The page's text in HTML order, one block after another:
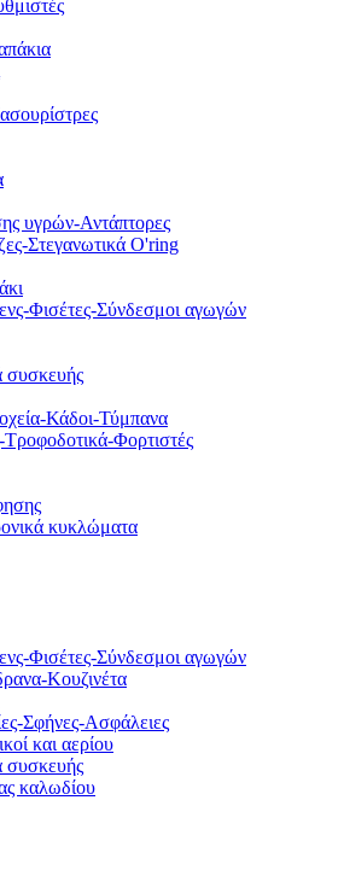
υγρών-Αντάπτορες
Στεγανωτικά O'ring
Φισέτες-Σύνδεσμοι αγωγών
συσκευής
Κάδοι-Τύμπανα
Φορτιστές
κυκλώματα
Φισέτες-Σύνδεσμοι αγωγών
Κουζινέτα
Σφήνες-Ασφάλειες
και αερίου
συσκευής
καλωδίου